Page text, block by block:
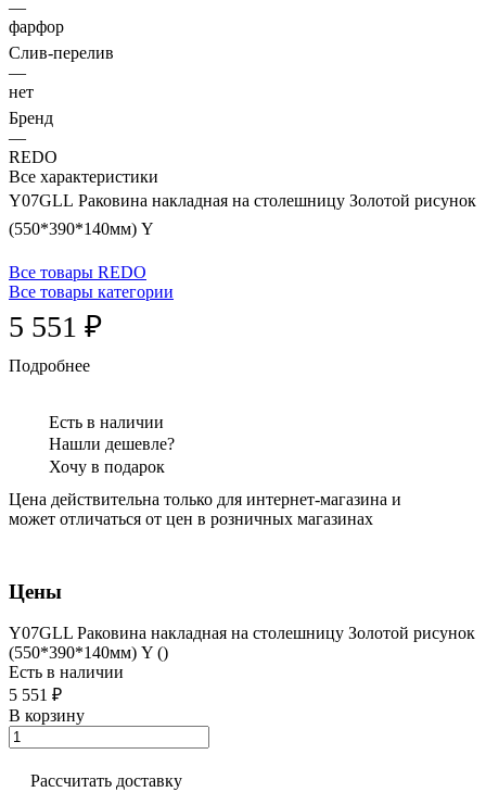
—
фарфор
Слив-перелив
—
нет
Бренд
—
REDO
Все характеристики
Y07GLL Раковина накладная на столешницу Золотой рисунок
(550*390*140мм) Y
Все товары REDO
Все товары категории
5 551 ₽
Подробнее
Есть в наличии
Нашли дешевле?
Хочу в подарок
Цена действительна только для интернет-магазина и
может отличаться от цен в розничных магазинах
Цены
Y07GLL Раковина накладная на столешницу Золотой рисунок
(550*390*140мм) Y ()
Есть в наличии
5 551 ₽
В корзину
Рассчитать доставку